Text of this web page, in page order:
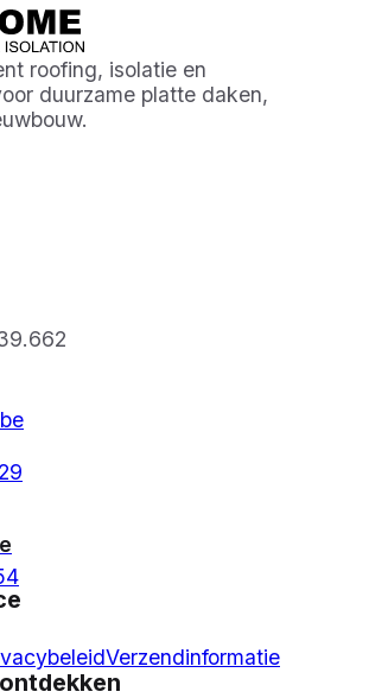
roofing, isolatie en
duurzame platte daken,
Verzendinformatie